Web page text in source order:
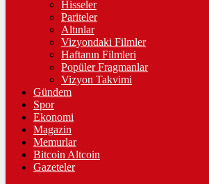
%0,70
฿%-0.3
LİTECOİN
2174.22Ł%0.5
ETHEREUM
90582 Ξ%-0.4
Hisseler
Pariteler
Altınlar
Vizyondaki Filmler
Haftanın Filmleri
Popüler Fragmanlar
Vizyon Takvimi
Gündem
Spor
Ekonomi
Magazin
Memurlar
Bitcoin Altcoin
Gazeteler